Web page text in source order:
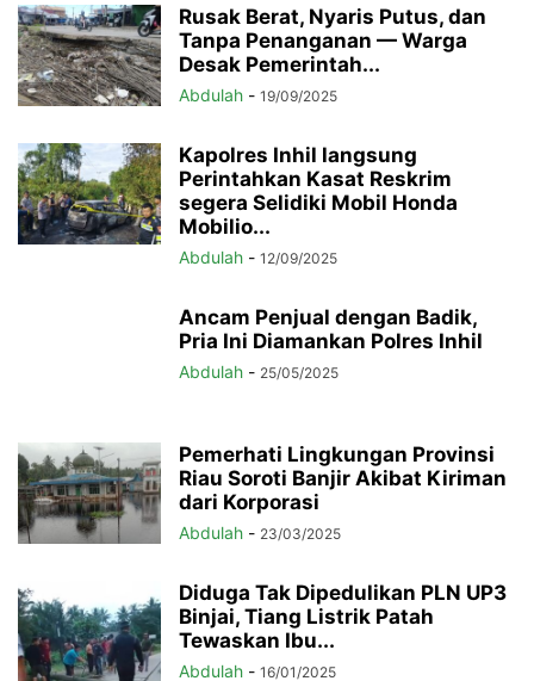
Rusak Berat, Nyaris Putus, dan
Tanpa Penanganan — Warga
Desak Pemerintah...
Abdulah - 19/09/2025
Kapolres Inhil langsung
Perintahkan Kasat Reskrim
segera Selidiki Mobil Honda
Mobilio...
Abdulah - 12/09/2025
Ancam Penjual dengan Badik,
Pria Ini Diamankan Polres Inhil
Abdulah - 25/05/2025
Pemerhati Lingkungan Provinsi
Riau Soroti Banjir Akibat Kiriman
dari Korporasi
Abdulah - 23/03/2025
Diduga Tak Dipedulikan PLN UP3
Binjai, Tiang Listrik Patah
Tewaskan Ibu...
Abdulah - 16/01/2025